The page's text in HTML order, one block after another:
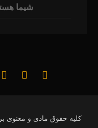
شیما
کلیه حقوق مادی و معنوی